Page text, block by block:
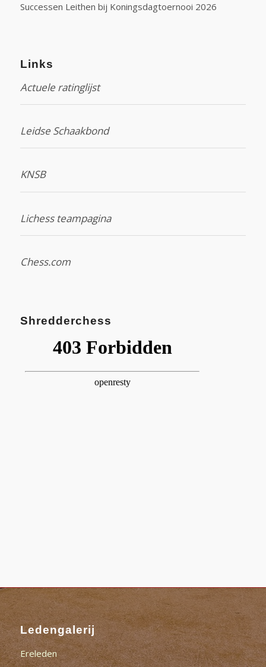
Successen Leithen bij Koningsdagtoernooi 2026
Links
Actuele ratinglijst
Leidse Schaakbond
KNSB
Lichess teampagina
Chess.com
Shredderchess
Ledengalerij
Ereleden